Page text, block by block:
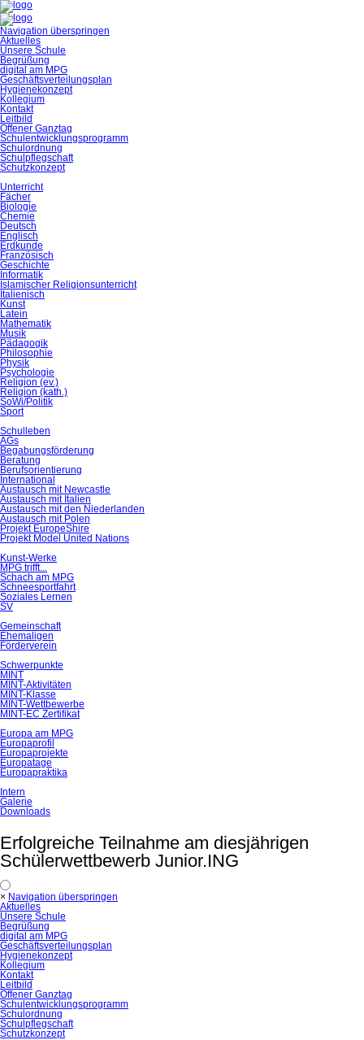
Navigation überspringen
Aktuelles
Unsere Schule
Begrüßung
digital am MPG
Geschäftsverteilungsplan
Hygienekonzept
Kollegium
Kontakt
Leitbild
Offener Ganztag
Schulentwicklungsprogramm
Schulordnung
Schulpflegschaft
Schutzkonzept
Unterricht
Fächer
Biologie
Chemie
Deutsch
Englisch
Erdkunde
Französisch
Geschichte
Informatik
Islamischer Religionsunterricht
Italienisch
Kunst
Latein
Mathematik
Musik
Pädagogik
Philosophie
Physik
Psychologie
Religion (ev.)
Religion (kath.)
SoWi/Politik
Sport
Schulleben
AGs
Begabungsförderung
Beratung
Berufsorientierung
International
Austausch mit Newcastle
Austausch mit Italien
Austausch mit den Niederlanden
Austausch mit Polen
Projekt EuropeShire
Projekt Model United Nations
Kunst-Werke
MPG trifft...
Schach am MPG
Schneesportfahrt
Soziales Lernen
SV
Gemeinschaft
Ehemaligen
Förderverein
Schwerpunkte
MINT
MINT-Aktivitäten
MINT-Klasse
MINT-Wettbewerbe
MINT-EC Zertifikat
Europa am MPG
Europaprofil
Europaprojekte
Europatage
Europapraktika
Intern
Galerie
Downloads
Erfolgreiche Teilnahme am diesjährigen
Schülerwettbewerb Junior.ING
× Navigation überspringen
Aktuelles
Unsere Schule
Begrüßung
digital am MPG
Geschäftsverteilungsplan
Hygienekonzept
Kollegium
Kontakt
Leitbild
Offener Ganztag
Schulentwicklungsprogramm
Schulordnung
Schulpflegschaft
Schutzkonzept